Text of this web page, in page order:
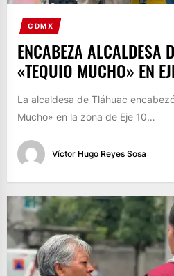
CDMX
ENCABEZA ALCALDESA
«TEQUIO MUCHO» EN
La alcaldesa de Tláhuac
Mucho» en la zona de Eje 10…
Víctor Hugo Reyes Sosa